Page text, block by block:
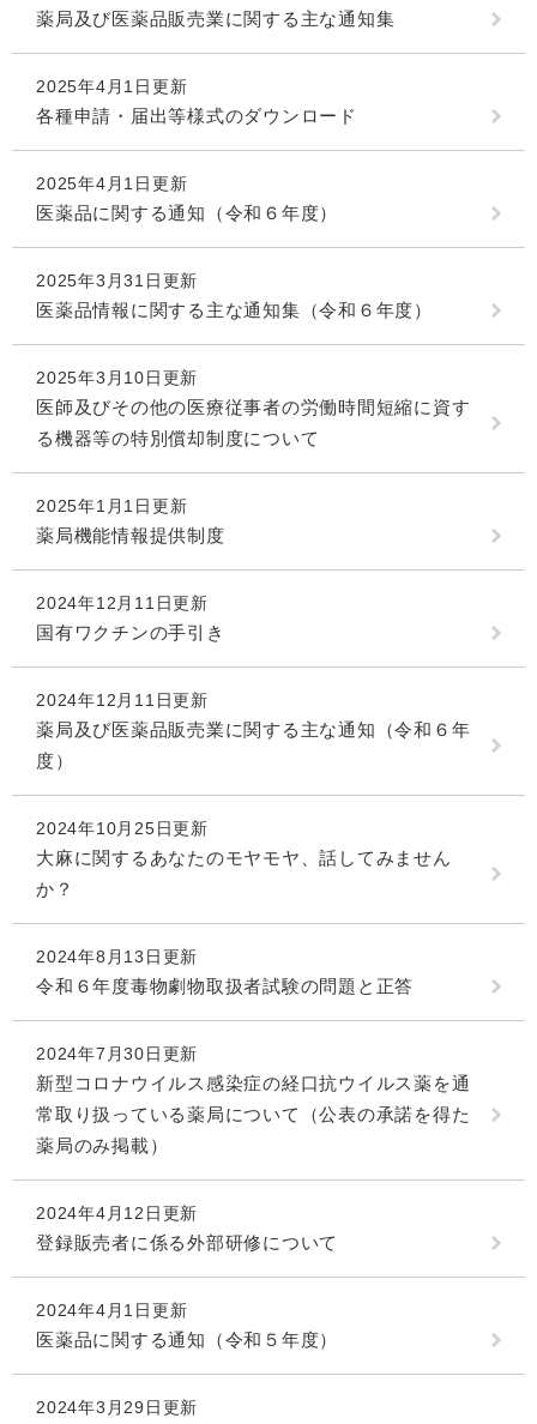
薬局及び医薬品販売業に関する主な通知集
2025年4月1日更新
各種申請・届出等様式のダウンロード
2025年4月1日更新
医薬品に関する通知（令和６年度）
2025年3月31日更新
医薬品情報に関する主な通知集（令和６年度）
2025年3月10日更新
医師及びその他の医療従事者の労働時間短縮に資す
る機器等の特別償却制度について
2025年1月1日更新
薬局機能情報提供制度
2024年12月11日更新
国有ワクチンの手引き
2024年12月11日更新
薬局及び医薬品販売業に関する主な通知（令和６年
度）
2024年10月25日更新
大麻に関するあなたのモヤモヤ、話してみません
か？
2024年8月13日更新
令和６年度毒物劇物取扱者試験の問題と正答
2024年7月30日更新
新型コロナウイルス感染症の経口抗ウイルス薬を通
常取り扱っている薬局について（公表の承諾を得た
薬局のみ掲載）
2024年4月12日更新
登録販売者に係る外部研修について
2024年4月1日更新
医薬品に関する通知（令和５年度）
2024年3月29日更新